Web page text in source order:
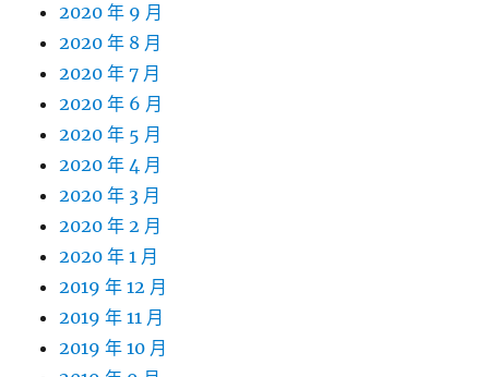
2020 年 9 月
2020 年 8 月
2020 年 7 月
2020 年 6 月
2020 年 5 月
2020 年 4 月
2020 年 3 月
2020 年 2 月
2020 年 1 月
2019 年 12 月
2019 年 11 月
2019 年 10 月